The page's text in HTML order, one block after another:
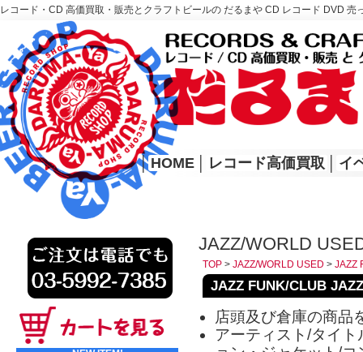
レコード・CD 高価買取・販売とクラフトビールの だるまや CD レコード DVD
レコード高価買取はこちら
HOME
│ HOME レコード高価買取 イ
JAZZ/WORLD
TOP > JAZZ/WORLD USED > JAZZ
JAZZ FUNK/CLUB
店頭及び倉庫の商品
アーティスト/タイ